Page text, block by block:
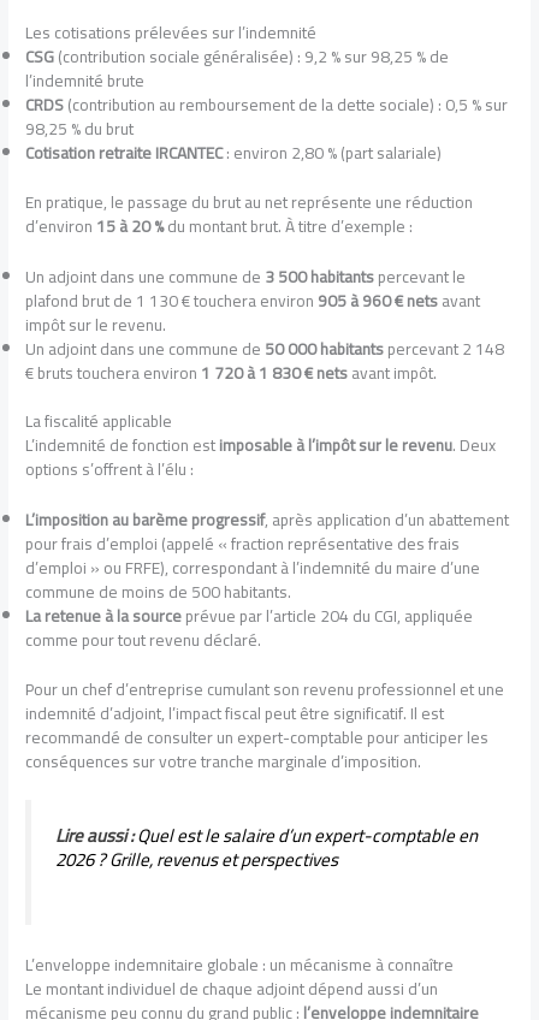
Les cotisations prélevées sur l’indemnité
CSG(contribution sociale généralisée) : 9,2 % sur 98,25 % de
l’indemnité brute
CRDS(contribution au remboursement de la dette sociale) : 0,5 % sur
98,25 % du brut
Cotisation retraite IRCANTEC: environ 2,80 % (part salariale)
En pratique, le passage du brut au net représente une réduction
d’environ15 à 20 %du montant brut. À titre d’exemple :
Un adjoint dans une commune de3 500 habitantspercevant le
plafond brut de 1 130 € touchera environ905 à 960 € netsavant
impôt sur le revenu.
Un adjoint dans une commune de50 000 habitantspercevant 2 148
€ bruts touchera environ1 720 à 1 830 € netsavant impôt.
La fiscalité applicable
L’indemnité de fonction estimposable à l’impôt sur le revenu. Deux
options s’offrent à l’élu :
L’imposition au barème progressif, après application d’un abattement
pour frais d’emploi (appelé « fraction représentative des frais
d’emploi » ou FRFE), correspondant à l’indemnité du maire d’une
commune de moins de 500 habitants.
La retenue à la sourceprévue par l’article 204 du CGI, appliquée
comme pour tout revenu déclaré.
Pour un chef d’entreprise cumulant son revenu professionnel et une
indemnité d’adjoint, l’impact fiscal peut être significatif. Il est
recommandé de consulter un expert-comptable pour anticiper les
conséquences sur votre tranche marginale d’imposition.
Lire aussi :Quel est le salaire d’un expert-comptable en
2026 ? Grille, revenus et perspectives
L’enveloppe indemnitaire globale : un mécanisme à connaître
Le montant individuel de chaque adjoint dépend aussi d’un
mécanisme peu connu du grand public :l’enveloppe indemnitaire